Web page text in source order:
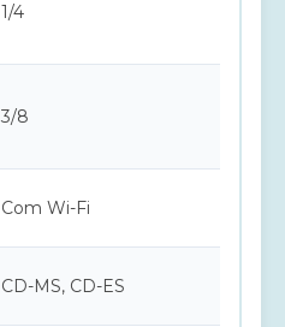
1/4
3/8
Com Wi-Fi
CD-MS, CD-ES